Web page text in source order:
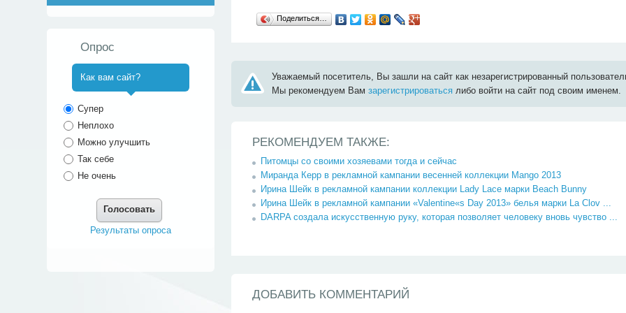
Поделиться…
Уважаемый посетитель, Вы зашли на сайт как незарегистрированный
Мы рекомендуем Вамзарегистрироваться либо войти на сайт под своим именем.
РЕКОМЕНДУЕМ ТАКЖЕ:
Питомцы со своими хозяевами тогда и сейчас
Миранда Керр в рекламной кампании весенней коллекции Mango 2013
Ирина Шейк в рекламной кампании коллекции Lady Lace марки Beach Bunny
Ирина Шейк в рекламной кампании «Valentine«s Day 2013» белья марки La Clov ...
DARPA создала искусственную руку, которая позволяет человеку вновь чувство ...
ДОБАВИТЬ КОММЕНТАРИЙ
Опрос
Как вам сайт?
Супер
Неплохо
Можно улучшить
Так себе
Не очень
Голосовать
Результаты опроса